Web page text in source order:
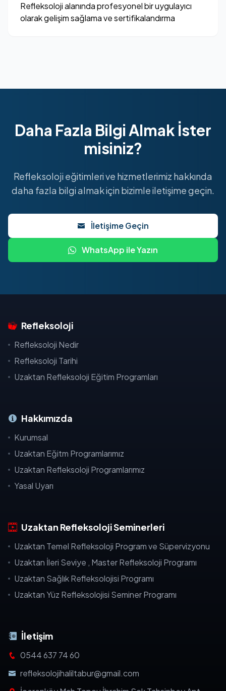
Refleksoloji alanında profesyonel bir uygulayıcı
olarak gelişim sağlama ve sertifikalandırma
Daha Fazla Bilgi Almak İster
misiniz?
Refleksoloji eğitimleri ve hizmetlerimiz hakkında
daha fazla bilgi almak için bizimle iletişime geçin.
İletişime Geçin
WhatsApp ile Yazın
Refleksoloji
Refleksoloji Nedir
Refleksoloji Tarihi
Uzaktan Refleksoloji Eğitim Programları
Hakkımızda
Kurumsal
Uzaktan Eğitm Programlarımız
Uzaktan Refleksoloji Programlarımız
Yasal Uyarı
Uzaktan Refleksoloji Seminerleri
Uzaktan Temel Refleksoloji Program ve Süpervizyonu
Uzaktan İleri Seviye , Master Refleksoloji Programı
Uzaktan Sağlık Refleksolojisi Programı
Uzaktan Yüz Refleksolojisi Seminer Programı
İletişim
0544 637 74 60
refleksolojihaliltabur@gmail.com